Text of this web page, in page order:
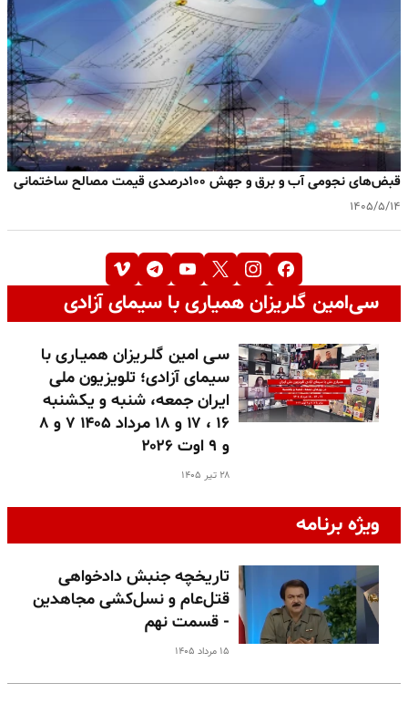
قبض‌های نجومی آب و برق و جهش ۱۰۰درصدی قیمت مصالح ساختمانی
۱۴۰۵/۵/۱۴
سی‌امین گلریزان همیاری با سیمای آزادی
سـی امین گلـریزان همیـاری با
سیمای آزادی؛ تلویزیون ملی
ایران جمعه، شنبه و یکشنبه
۱۶ ، ۱۷ و ۱۸ مرداد ۱۴۰۵ ۷ و ۸
و ۹ اوت ۲۰۲۶
۲۸ تیر ۱۴۰۵
ویژه برنامه
تاریخچه جنبش دادخواهی
قتل‌عام و نسل‌کشی مجاهدین
- قسمت نهم
۱۵ مرداد ۱۴۰۵